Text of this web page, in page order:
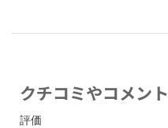
クチコミやコメント
評価